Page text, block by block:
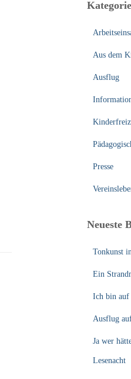
n
Aus dem
Ausflug
Presse
Neueste
Tonkunst
Ein
Ich bin
Ausflug
Ja wer
Lesenacht